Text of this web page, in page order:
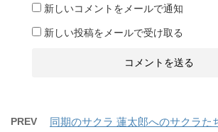
新しいコメントをメールで通知
新しい投稿をメールで受け取る
PREV
同期のサクラ 蓮太郎へのサクラた